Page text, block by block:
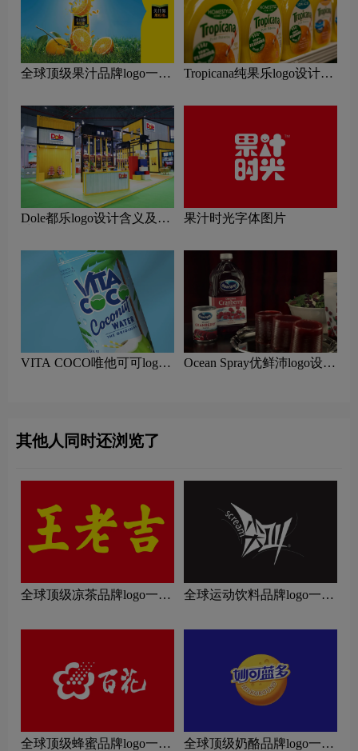
全球顶级果汁品牌logo一
Tropicana纯果乐logo设计含
Dole都乐logo设计含义及果
果汁时光字体图片
VITA COCO唯他可可logo
Ocean Spray优鲜沛logo设计
其他人同时还浏览了
全球顶级凉茶品牌logo一
全球运动饮料品牌logo一
全球顶级蜂蜜品牌logo一
全球顶级奶酪品牌logo一